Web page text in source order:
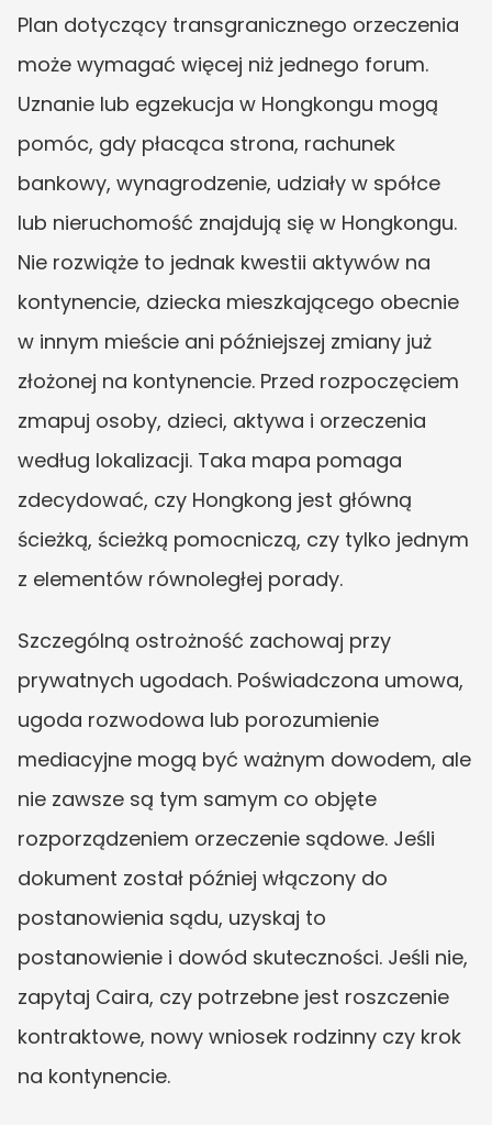
Plan dotyczący transgranicznego orzeczenia
może wymagać więcej niż jednego forum.
Uznanie lub egzekucja w Hongkongu mogą
pomóc, gdy płacąca strona, rachunek
bankowy, wynagrodzenie, udziały w spółce
lub nieruchomość znajdują się w Hongkongu.
Nie rozwiąże to jednak kwestii aktywów na
kontynencie, dziecka mieszkającego obecnie
w innym mieście ani późniejszej zmiany już
złożonej na kontynencie. Przed rozpoczęciem
zmapuj osoby, dzieci, aktywa i orzeczenia
według lokalizacji. Taka mapa pomaga
zdecydować, czy Hongkong jest główną
ścieżką, ścieżką pomocniczą, czy tylko jednym
z elementów równoległej porady.
Szczególną ostrożność zachowaj przy
prywatnych ugodach. Poświadczona umowa,
ugoda rozwodowa lub porozumienie
mediacyjne mogą być ważnym dowodem, ale
nie zawsze są tym samym co objęte
rozporządzeniem orzeczenie sądowe. Jeśli
dokument został później włączony do
postanowienia sądu, uzyskaj to
postanowienie i dowód skuteczności. Jeśli nie,
zapytaj Caira, czy potrzebne jest roszczenie
kontraktowe, nowy wniosek rodzinny czy krok
na kontynencie.